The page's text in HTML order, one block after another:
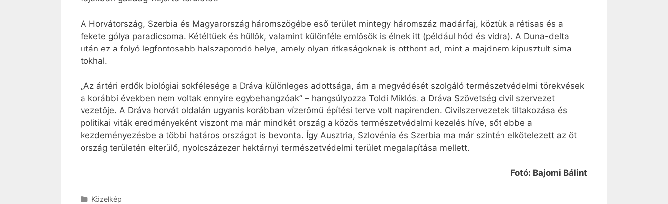
A Horvátország, Szerbia és Magyarország háromszögébe eső terület mintegy háromszáz madárfaj, köztük a rétisas és a
fekete gólya paradicsoma. Kétéltűek és hüllők, valamint különféle emlősök is élnek itt (például hód és vidra). A Duna-delta
után ez a folyó legfontosabb halszaporodó helye, amely olyan ritkaságoknak is otthont ad, mint a majdnem kipusztult sima
tokhal.
„Az ártéri erdők biológiai sokfélesége a Dráva különleges adottsága, ám a megvédését szolgáló természetvédelmi törekvések
a korábbi években nem voltak ennyire egybehangzóak” – hangsúlyozza Toldi Miklós, a Dráva Szövetség civil szervezet
vezetője. A Dráva horvát oldalán ugyanis korábban vízerőmű építési terve volt napirenden. Civilszervezetek tiltakozása és
politikai viták eredményeként viszont ma már mindkét ország a közös természetvédelmi kezelés híve, sőt ebbe a
kezdeményezésbe a többi határos országot is bevonta. Így Ausztria, Szlovénia és Szerbia ma már szintén elkötelezett az öt
ország területén elterülő, nyolcszázezer hektárnyi természetvédelmi terület megalapítása mellett.
Fotó: Bajomi Bálint
Kategória
Közelkép